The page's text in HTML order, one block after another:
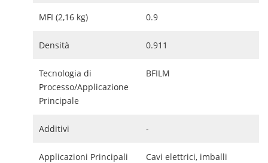
MFI (2,16 kg) 0.9
Densità 0.911
Tecnologia di
Processo/Applicazione
Principale
BFILM
Additivi -
Applicazioni Principali
Cavi elettrici, imballi